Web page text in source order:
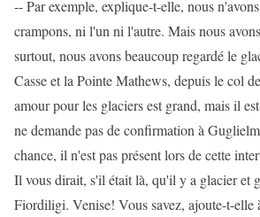
-- Par exemple, explique-t-elle, nous
crampons, ni l'un ni l'autre. Mais nous
surtout, nous avons beaucoup regardé le
Casse et la Pointe Mathews, depuis le col
amour pour les glaciers est grand, mais il
ne demande pas de confirmation à
chance, il n'est pas présent lors de cette
Il vous dirait, s'il était là, qu'il y a glacier et
Fiordiligi. Venise! Vous savez, ajoute-t-elle